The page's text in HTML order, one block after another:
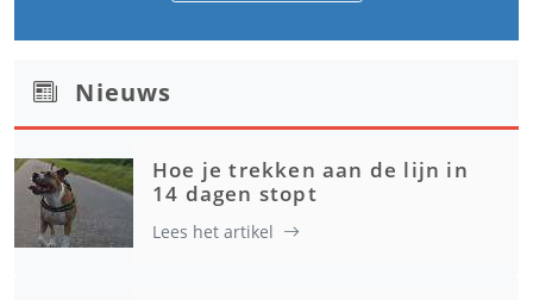
Nieuws
Hoe je trekken aan de lijn in
14 dagen stopt
Lees het artikel